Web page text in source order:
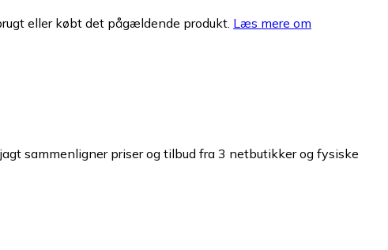
eller købt det pågældende produkt. Læs mere om
sammenligner priser og tilbud fra 3 netbutikker og fysiske